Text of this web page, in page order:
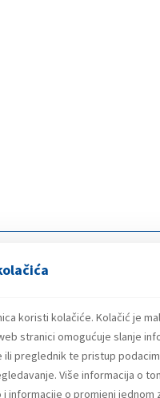
koristi kolačiće. Kolačić je
stranici omogućuje slanje
ili preglednik te pristup
Više informacija o
informacije o promjeni